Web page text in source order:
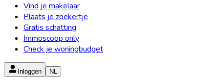
Vind je makelaar
Plaats je zoekertje
Gratis schatting
Immoscoop only
Check je woningbudget
Inloggen NL